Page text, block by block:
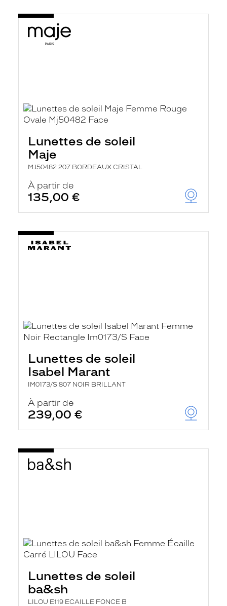
Lunettes de soleil
Maje
MJ50482 207 BORDEAUX CRISTAL
À partir de
135,00 €
Lunettes de soleil
Isabel Marant
IM0173/S 807 NOIR BRILLANT
À partir de
239,00 €
Lunettes de soleil
ba&sh
LILOU E119 ECAILLE FONCE B